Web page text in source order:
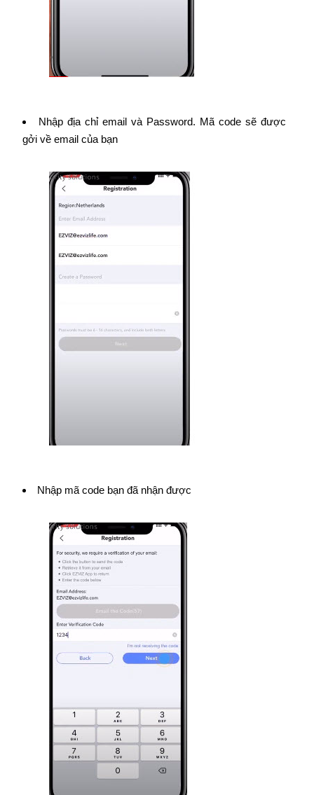
Nhập địa chỉ email và Password. Mã code sẽ được
gởi về email của bạn
Nhập mã code bạn đã nhận được